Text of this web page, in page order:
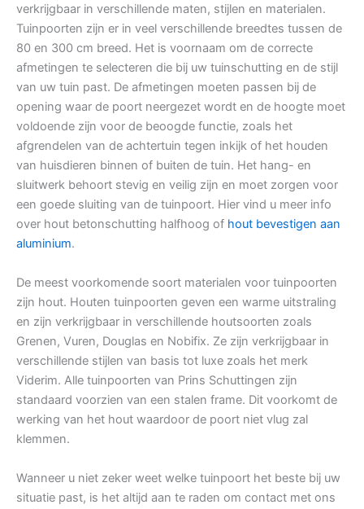
verkrijgbaar in verschillende maten, stijlen en materialen.
Tuinpoorten zijn er in veel verschillende breedtes tussen de
80 en 300 cm breed. Het is voornaam om de correcte
afmetingen te selecteren die bij uw tuinschutting en de stijl
van uw tuin past. De afmetingen moeten passen bij de
opening waar de poort neergezet wordt en de hoogte moet
voldoende zijn voor de beoogde functie, zoals het
afgrendelen van de achtertuin tegen inkijk of het houden
van huisdieren binnen of buiten de tuin. Het hang- en
sluitwerk behoort stevig en veilig zijn en moet zorgen voor
een goede sluiting van de tuinpoort. Hier vind u meer info
over hout betonschutting halfhoog of hout bevestigen aan
aluminium.
De meest voorkomende soort materialen voor tuinpoorten
zijn hout. Houten tuinpoorten geven een warme uitstraling
en zijn verkrijgbaar in verschillende houtsoorten zoals
Grenen, Vuren, Douglas en Nobifix. Ze zijn verkrijgbaar in
verschillende stijlen van basis tot luxe zoals het merk
Viderim. Alle tuinpoorten van Prins Schuttingen zijn
standaard voorzien van een stalen frame. Dit voorkomt de
werking van het hout waardoor de poort niet vlug zal
klemmen.
Wanneer u niet zeker weet welke tuinpoort het beste bij uw
situatie past, is het altijd aan te raden om contact met ons